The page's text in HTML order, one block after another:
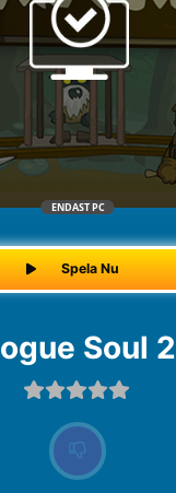
ENDAST PC
Spela Nu
Rogue Soul 2